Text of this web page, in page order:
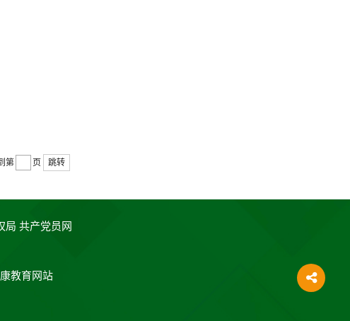
第 页 跳转
局 共产党员网
教育网站